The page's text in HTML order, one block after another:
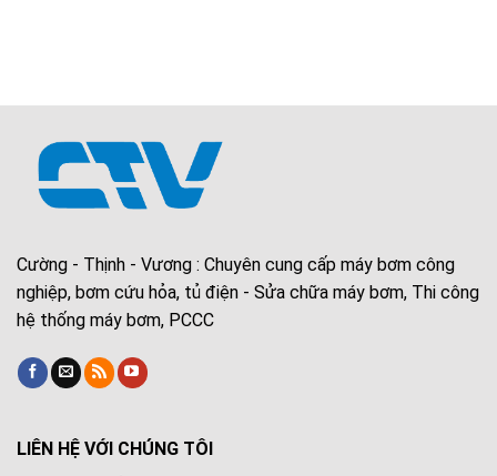
Cường - Thịnh - Vương : Chuyên cung cấp máy bơm công
nghiệp, bơm cứu hỏa, tủ điện - Sửa chữa máy bơm, Thi công
hệ thống máy bơm, PCCC
LIÊN HỆ VỚI CHÚNG TÔI